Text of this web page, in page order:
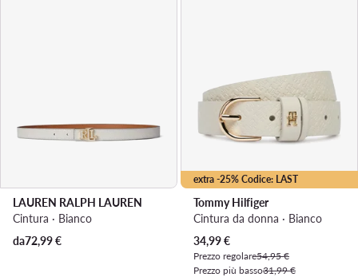
LAUREN RALPH LAUREN
Cintura · Bianco
da72,99€
extra -25% Codice: LAST
Tommy Hilfiger
Cintura da donna · Bianco
Prezzo attuale
34,99€
Prezzo regolare54,95 €
Prezzo più basso31,99 €